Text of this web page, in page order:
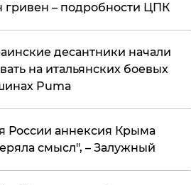
гривен – подробности ЦПК
десантники начали
на итальянских боевых
Puma
России аннексия Крыма
смысл", – Залужный